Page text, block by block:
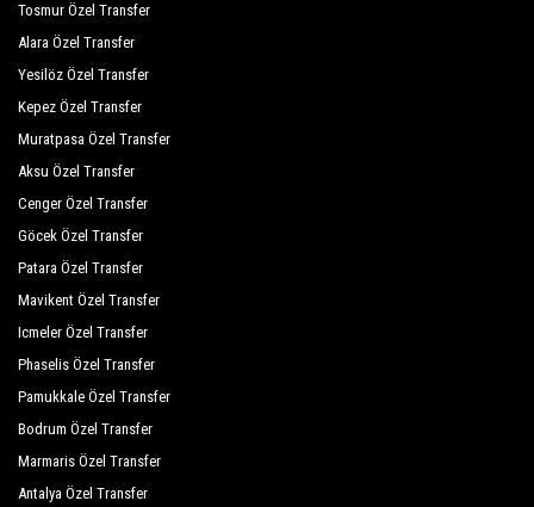
Club Akman Beach Hotel
Club Marco Polo
Çamyuva Beach Hotel
Çamyuva Motel
Derus Hotel
Elit Life Otel
Hotel Sinatra
İlimyra Hotel
Tosmur Özel Transfer
Alara Özel Transfer
Yesilöz Özel Transfer
Kepez Özel Transfer
Muratpasa Özel Transfer
Aksu Özel Transfer
Cenger Özel Transfer
Göcek Özel Transfer
Patara Özel Transfer
Mavikent Özel Transfer
Icmeler Özel Transfer
Phaselis Özel Transfer
Pamukkale Özel Transfer
Bodrum Özel Transfer
Marmaris Özel Transfer
Antalya Özel Transfer